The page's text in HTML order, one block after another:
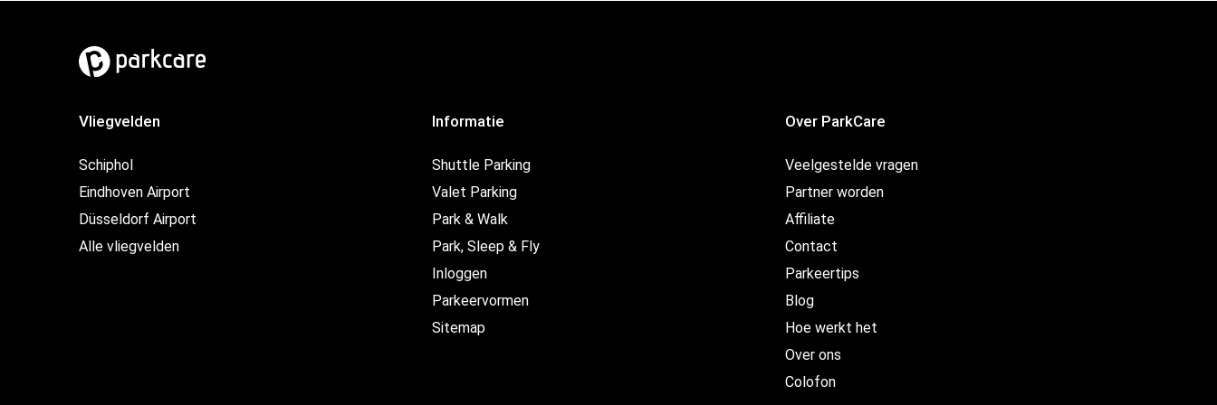
Vliegvelden
Schiphol
Eindhoven Airport
Düsseldorf Airport
Alle vliegvelden
Informatie
Shuttle Parking
Valet Parking
Park & Walk
Park, Sleep & Fly
Inloggen
Parkeervormen
Sitemap
Over ParkCare
Veelgestelde vragen
Partner worden
Affiliate
Contact
Parkeertips
Blog
Hoe werkt het
Over ons
Colofon